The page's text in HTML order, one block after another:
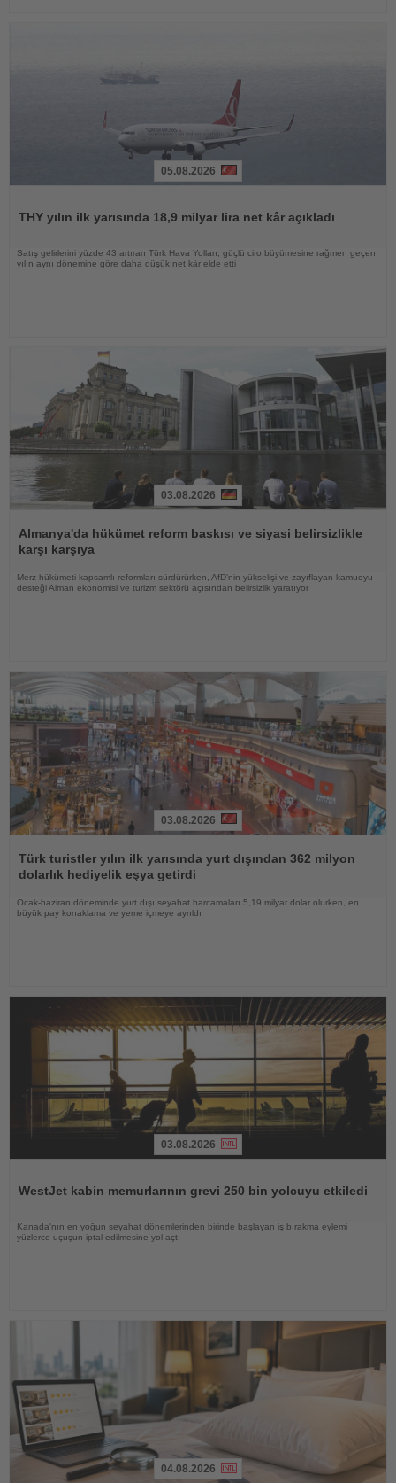
05.08.2026
THY yılın ilk yarısında 18,9 milyar lira net kâr açıkladı
Satış gelirlerini yüzde 43 artıran Türk Hava Yolları, güçlü ciro büyümesine rağmen geçen
yılın aynı dönemine göre daha düşük net kâr elde etti
Oku
03.08.2026
Almanya'da hükümet reform baskısı ve siyasi belirsizlikle
karşı karşıya
Merz hükümeti kapsamlı reformları sürdürürken, AfD'nin yükselişi ve zayıflayan kamuoyu
desteği Alman ekonomisi ve turizm sektörü açısından belirsizlik yaratıyor
Oku
03.08.2026
Türk turistler yılın ilk yarısında yurt dışından 362 milyon
dolarlık hediyelik eşya getirdi
Ocak-haziran döneminde yurt dışı seyahat harcamaları 5,19 milyar dolar olurken, en
büyük pay konaklama ve yeme içmeye ayrıldı
03.08.2026
WestJet kabin memurlarının grevi 250 bin yolcuyu etkiledi
Kanada'nın en yoğun seyahat dönemlerinden birinde başlayan iş bırakma eylemi
yüzlerce uçuşun iptal edilmesine yol açtı
04.08.2026